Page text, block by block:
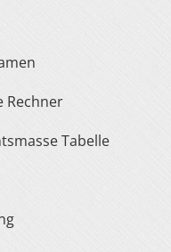
Rechner
Tabelle